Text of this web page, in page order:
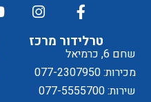
לטרלידור מרכז
שחם 6, כרמיאל
מכירות: 077-2307950
שירות: 077-5555700